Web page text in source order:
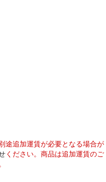
途追加運賃が必要となる場合が
ください。商品は追加運賃のご